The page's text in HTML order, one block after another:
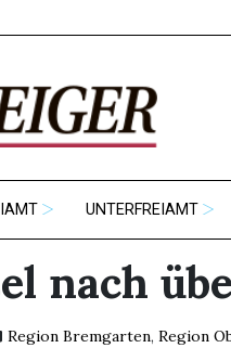
UNTERFREIAMT
nach
Region Bremgarten, Region